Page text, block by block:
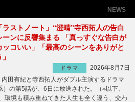
NEWS
「ラストノート」“澄晴”寺西拓人の告白
ーンに反響集まる 「真っすぐな告白が
ッコいい」「最高のシーンをありがと
」
ドラマ
2026年8月7日
田有紀と寺西拓人がダブル主演するドラマ
）の第5話が、6日に放送された。（※以下、
境も積み重ねてきた人生も全く違う、交わ